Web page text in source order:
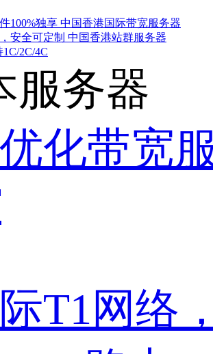
100%独享 中国香港国际带宽服务器
安全可定制 中国香港站群服务器
2C/4C
服务器
化带宽
T1网络